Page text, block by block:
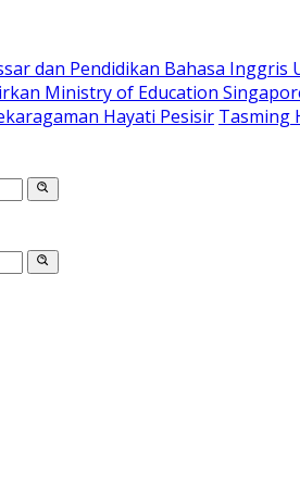
dan Pendidikan Bahasa
Ministry of Education
Hayati Pesisir Tasming